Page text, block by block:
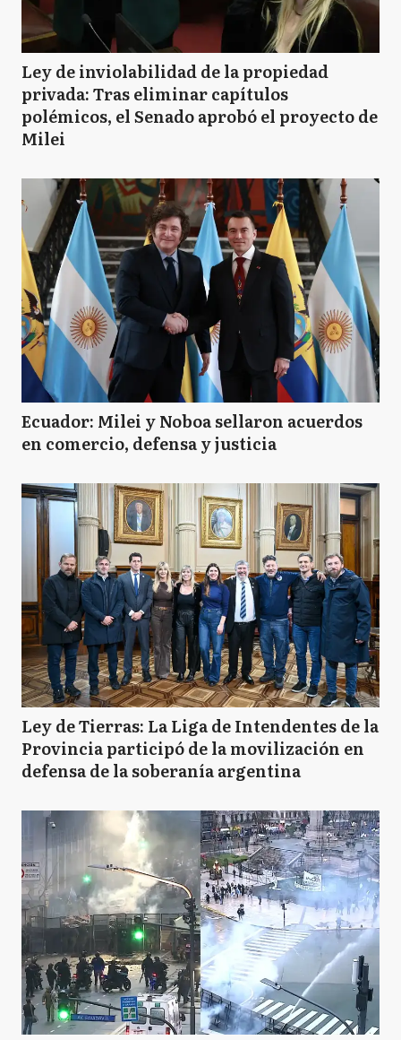
Ley de inviolabilidad de la propiedad
privada: Tras eliminar capítulos
polémicos, el Senado aprobó el proyecto de
Milei
Ecuador: Milei y Noboa sellaron acuerdos
en comercio, defensa y justicia
Ley de Tierras: La Liga de Intendentes de la
Provincia participó de la movilización en
defensa de la soberanía argentina